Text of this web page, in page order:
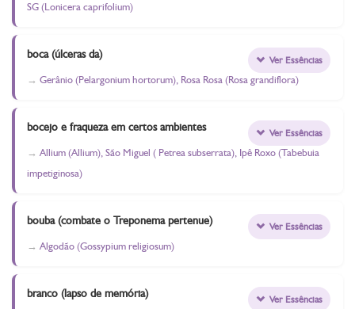
SG (Lonicera caprifolium)
boca (úlceras da)
Gerânio (Pelargonium hortorum), Rosa Rosa (Rosa grandiflora)
Ver Essências
bocejo e fraqueza em certos ambientes
Allium (Allium), São Miguel ( Petrea subserrata), Ipê Roxo (Tabebuia
impetiginosa)
Ver Essências
bouba (combate o Treponema pertenue)
Algodão (Gossypium religiosum)
Ver Essências
branco (lapso de memória) Ver Essências